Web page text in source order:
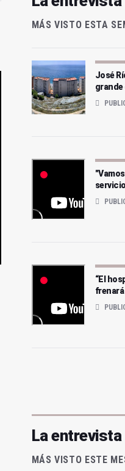
MÁS VISTO ESTA
José
grande
“El
frenará
La entrevista
MÁS VISTO ESTE